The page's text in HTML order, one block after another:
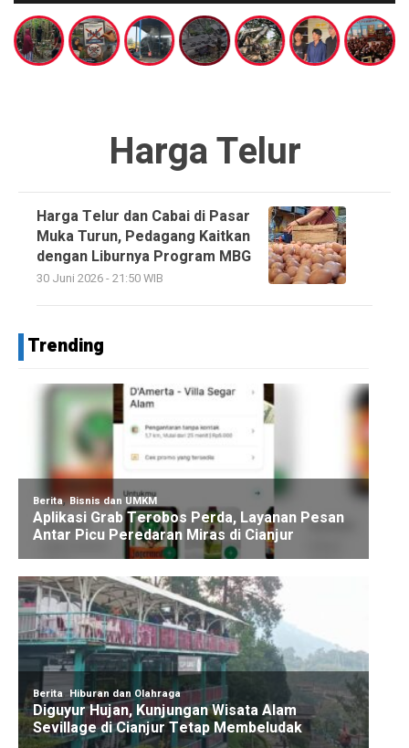
Harga Telur
Harga Telur dan Cabai di Pasar
Muka Turun, Pedagang Kaitkan
dengan Liburnya Program MBG
30 Juni 2026 - 21:50 WIB
Trending